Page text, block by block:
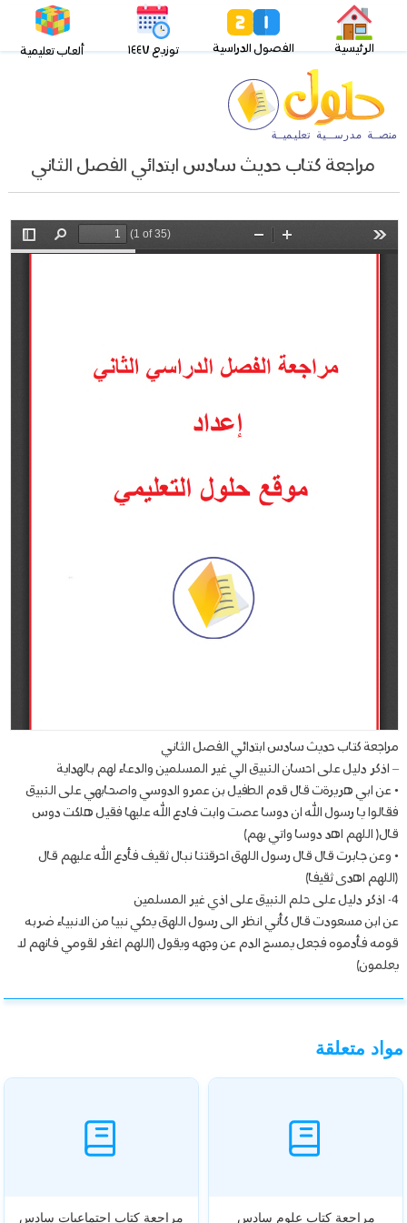
الرئيسية الفصول الدراسية توزيع ١٤٤٧ ألعاب تعليمية
مراجعة كتاب حديث سادس ابتدائي الفصل الثاني
مراجعة كتاب حديث سادس ابتدائي الفصل الثاني
– اذكر دليل على احسان النبيق الي غير المسلمين والدعاء لهم بالهداية
• عن ابي هريرةت قال قدم الطفيل بن عمرو الدوسي واصحابهي على النبيق
فقالوا يا رسول الله ان دوسا عصت وابت فادع الله عليها فقيل هلكت دوس
قال( اللهم اهد دوسا واتي بهم)
• وعن جابرت قال قال رسول اللهق احرقتنا نبال ثقيف فأدع الله عليهم قال
(اللهم اهدى ثقيفا)
4- اذكر دليل على حلم النبيق على اذي غير المسلمين
عن ابن مسعودت قال كأني انظر الى رسول اللهق يحكي نبيا من الانبياء ضربه
قومه فأدموه فجعل يمسح الدم عن وجهه ويقول (اللهم اغفر لقومي فانهم لا
يعلمون)
مواد متعلقة
مراجعة كتاب علوم سادس مراجعة كتاب اجتماعيات سادس